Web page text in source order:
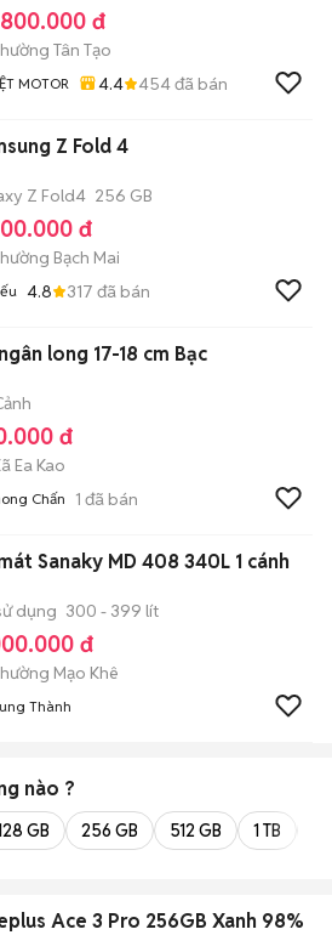
đ
Tân Tạo
MOTOR 4.4 454đã bán
Z Fold 4
Z Fold4 256 GB
đ
Bạch Mai
4.8 317 đã bán
long 17-18 cm Bạc
đ
Ea Kao
Chấn 1 đã bán
Sanaky MD 408 340L 1 cánh
dụng 300 - 399 lít
đ
Mạo Khê
Thành
nào ?
GB 256 GB 512 GB 1 TB
Ace 3 Pro 256GB Xanh 98%